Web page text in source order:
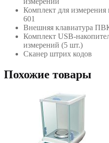
Комплект для
601
Внешняя клавиатура
Комплект USB-
измерений (5 шт.)
Сканер штрих кодов
Похожие товары